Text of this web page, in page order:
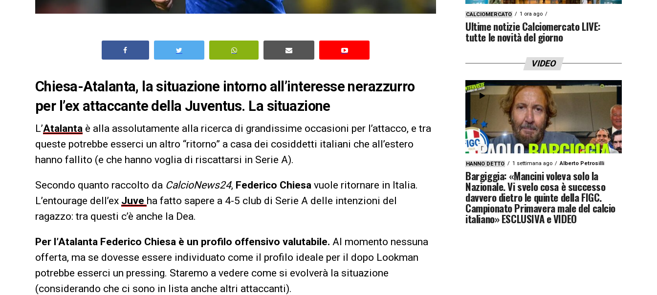
Chiesa-Atalanta, la situazione intorno all’interesse nerazzurro
per l’ex attaccante della Juventus. La situazione
L’Atalanta è alla assolutamente alla ricerca di grandissime occasioni per l’attacco, e tra
queste potrebbe esserci un altro “ritorno” a casa dei cosiddetti italiani che all’estero
hanno fallito (e che hanno voglia di riscattarsi in Serie A).
Secondo quanto raccolto da CalcioNews24, Federico Chiesa vuole ritornare in Italia.
L’entourage dell’ex Juve ha fatto sapere a 4-5 club di Serie A delle intenzioni del
ragazzo: tra questi c’è anche la Dea.
Per l’Atalanta Federico Chiesa è un profilo offensivo valutabile. Al momento nessuna
offerta, ma se dovesse essere individuato come il profilo ideale per il dopo Lookman
potrebbe esserci un pressing. Staremo a vedere come si evolverà la situazione
(considerando che ci sono in lista anche altri attaccanti).
CALCIOMERCATO 1 ora ago
Ultime notizie Calciomercato LIVE:
tutte le novità del giorno
VIDEO
HANNO DETTO 1 settimana ago Alberto Petrosilli
Bargiggia: «Mancini voleva solo la
Nazionale. Vi svelo cosa è successo
davvero dietro le quinte della FIGC.
Campionato Primavera male del calcio
italiano» ESCLUSIVA e VIDEO